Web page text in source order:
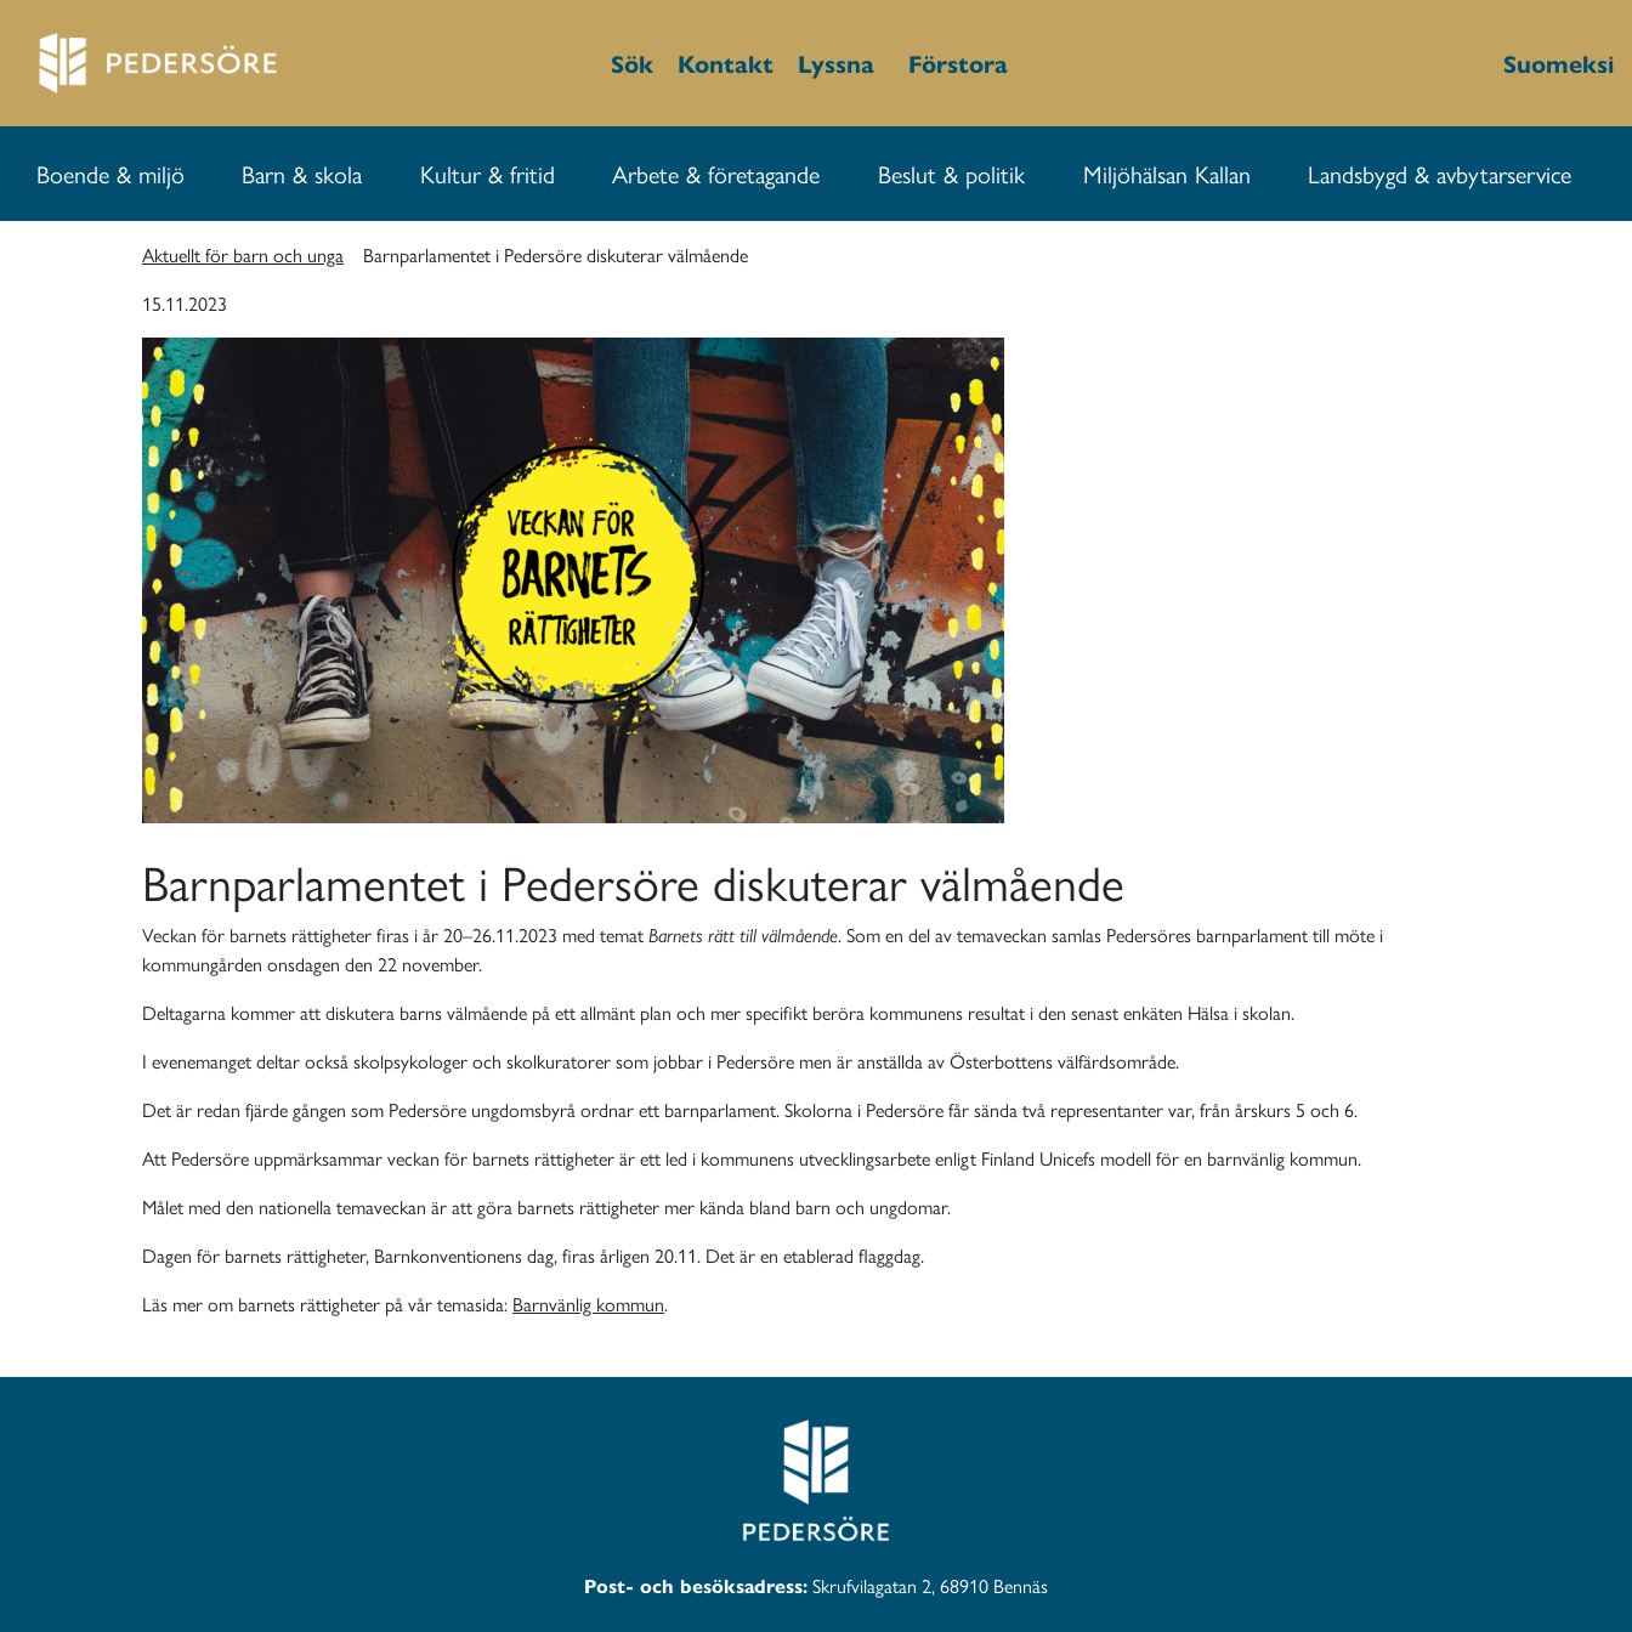
Sök Kontakt Lyssna Förstora Suomeksi
Boende & miljö Barn & skola Kultur & fritid Arbete & företagande Beslut & politik Miljöhälsan Kallan Landsbygd & avbytarservice
Aktuellt för barn och unga
Barnparlamentet i Pedersöre diskuterar välmående
15.11.2023
Barnparlamentet i Pedersöre diskuterar välmående
Veckan för barnets rättigheter firas i år 20–26.11.2023 med tematBarnets rätt till välmående. Som en del av temaveckan samlas Pedersöres barnparlament till möte i
kommungården onsdagen den 22 november.
Deltagarna kommer att diskutera barns välmående på ett allmänt plan och mer specifikt beröra kommunens resultat i den senast enkäten Hälsa i skolan.
I evenemanget deltar också skolpsykologer och skolkuratorer som jobbar i Pedersöre men är anställda av Österbottens välfärdsområde.
Det är redan fjärde gången som Pedersöre ungdomsbyrå ordnar ett barnparlament. Skolorna i Pedersöre får sända två representanter var, från årskurs 5 och 6.
Att Pedersöre uppmärksammar veckan för barnets rättigheter är ett led i kommunens utvecklingsarbete enligt Finland Unicefs modell för en barnvänlig kommun.
Målet med den nationella temaveckan är att göra barnets rättigheter mer kända bland barn och ungdomar.
Dagen för barnets rättigheter, Barnkonventionens dag, firas årligen 20.11. Det är en etablerad flaggdag.
Läs mer om barnets rättigheter på vår temasida: Barnvänlig kommun.
Post- och besöksadress:Skrufvilagatan 2, 68910 Bennäs